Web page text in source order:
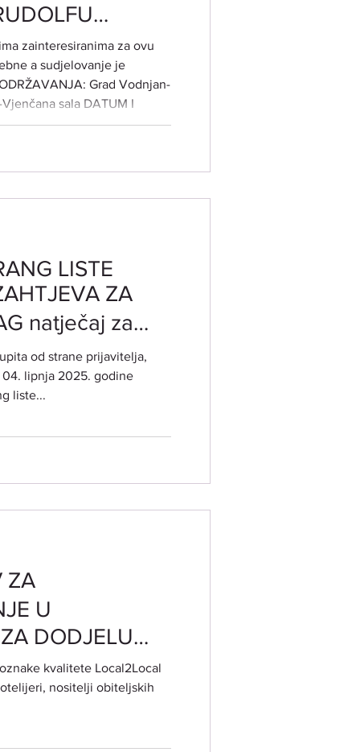
i 20.11.2025. od
zainteresiranima za ovu
a sudjelovanje je
Grad Vodnjan-
sala DATUM I
i
godine PREDAVAČI:
Ajda Posavje Slovenija
LISTE
ZA
natječaj za
za razvoj i
proizvodnje i
od strane prijavitelja,
04. lipnja 2025. godine
liste...
ZA
U
DODJELU
kvalitete Local2Local
nositelji obiteljskih